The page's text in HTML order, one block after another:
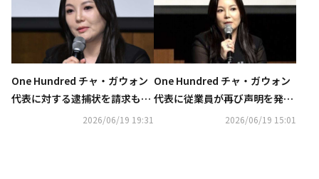
One Hundred チャ・ガウォン
代表に対する逮捕状を請求も…
2026/06/19 19:31
One Hundred チャ・ガウォン
代表に従業員が再び声明を発表
「未だに賃金が支払われていな
2026/06/19 15:01